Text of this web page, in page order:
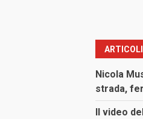
ARTICOLI
Nicola
strada,
Il video